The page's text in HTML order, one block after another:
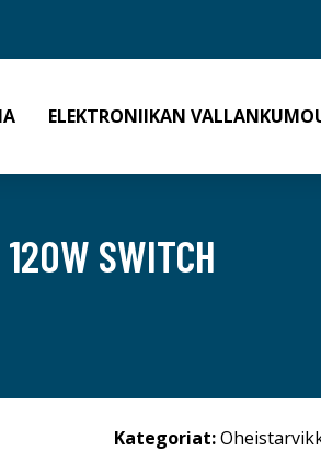
ELEKTRONIIKAN
SWITCH
Kategoriat: